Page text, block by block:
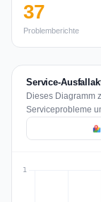
37
Problemberichte
Service-
Dieses Diagramm
Serviceprobleme